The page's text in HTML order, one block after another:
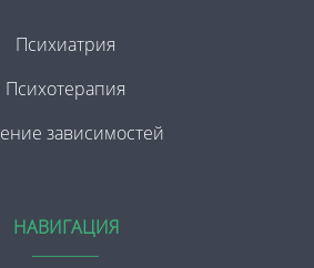
Психиатрия
Психотерапия
зависимостей
НАВИГАЦИЯ